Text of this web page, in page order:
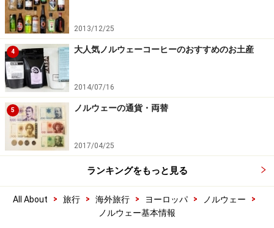
2013/12/25
4 大人気ノルウェーコーヒーのおすすめのお土産
2014/07/16
5 ノルウェーの通貨・両替
2017/04/25
ランキングをもっと見る
All About > 旅行 > 海外旅行 > ヨーロッパ > ノルウェー
>
ノルウェー基本情報